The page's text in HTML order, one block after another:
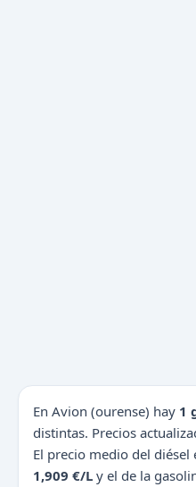
En Avion (ourense) hay 1
distintas. Precios
El precio medio del diésel
1,909 €/L y el de la